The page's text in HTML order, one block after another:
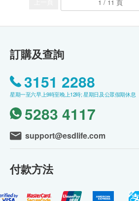
訂購及查詢
3151 2288
星期一至六早上9時至晚上12時; 星期日及公眾假期休息
5283 4117
support@esdlife.com
付款方法